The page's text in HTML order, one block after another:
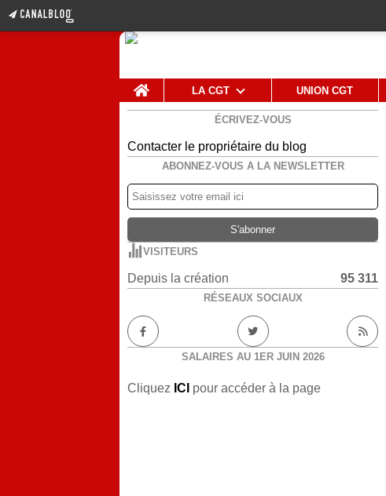
Home
LA CGT UNION CGT
ÉCRIVEZ-VOUS
Contacter le propriétaire du blog
ABONNEZ-VOUS A LA NEWSLETTER
VISITEURS
Depuis la création 95 311
RÉSEAUX SOCIAUX
SALAIRES AU 1ER JUIN 2026
Cliquez ICI pour accéder à la page